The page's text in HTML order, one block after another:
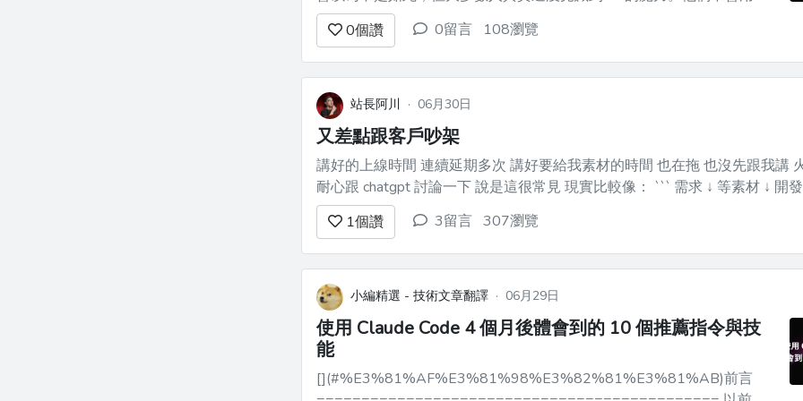
理人，也不在「tokenmaxxing」。大多數人其實根本沒在使用 AI，就算
有，也只是把它當成高級版搜尋引擎替代品而已。 而我完全不一樣。我
對 AI 新聞...
0個讚 0留言 108瀏覽
站長阿川 · 06月30日
又差點跟客戶吵架
講好的上線時間 連續延期多次 講好要給我素材的時間 也在拖 也沒先跟我講 火大很想開嗆
耐心跟 chatgpt 討論一下 說是這很常見 現實比較像： ``` 需求 ↓ 等素材 ↓ 開發 ↓ 等主管確
認 ↓ 改需求 ↓ 等行銷 ↓ 等法務 ↓ l...
1個讚 3留言 307瀏覽
小編精選 - 技術文章翻譯 · 06月29日
使用 Claude Code 4 個月後體會到的 10 個推薦指令與技
能
[](#%E3%81%AF%E3%81%98%E3%82%81%E3%81%AB)前言